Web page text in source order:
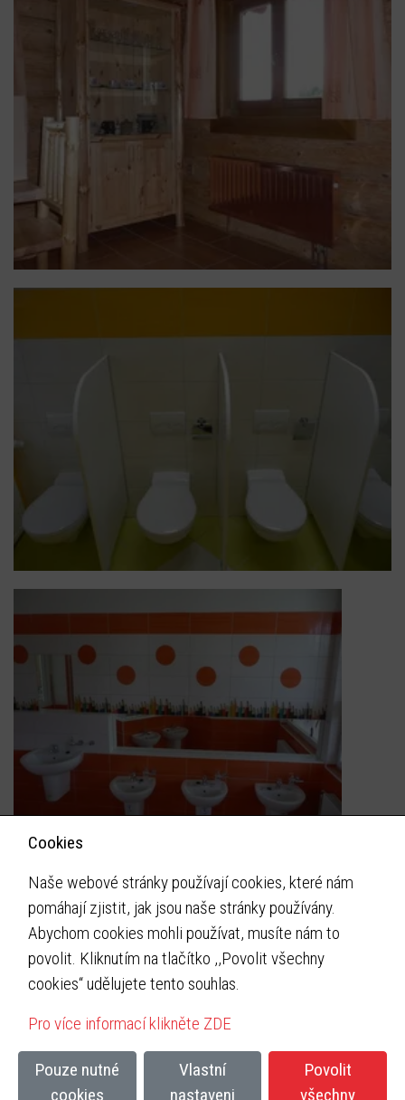
Instaltherm
Pod Kovosvitem 1431
Sezimovo Ústí II 391 02
Email:suna@instaltherm.cz
Tel:+420 608 966 856
Cookies
Naše webové stránky používají cookies, které nám
pomáhají zjistit, jak jsou naše stránky používány.
Abychom cookies mohli používat, musíte nám to
povolit. Kliknutím na tlačítko ,,Povolit všechny
cookies“ udělujete tento souhlas.
Pro více informací klikněte ZDE
Pouze nutné
cookies
Vlastní
nastaveni
Povolit
všechny